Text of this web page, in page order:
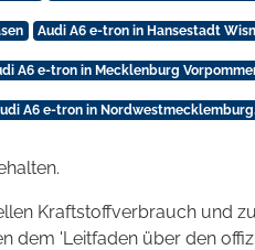
Audi A6 e-tron in Hansestadt
A6 e-tron in Mecklenburg
A6 e-tron in
Kraftstoffverbrauch und
dem 'Leitfaden über den